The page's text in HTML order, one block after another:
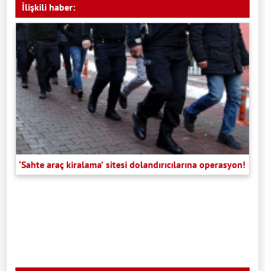
İlişkili haber:
‘Sahte araç kiralama’ sitesi dolandırıcılarına operasyon!